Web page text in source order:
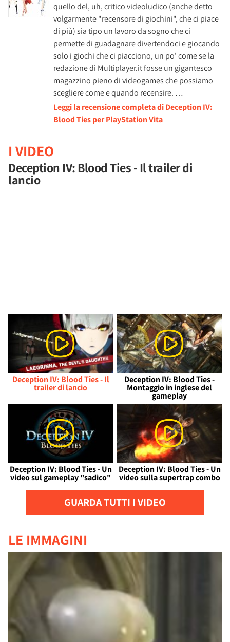
quello del, uh, critico videoludico (anche detto
volgarmente "recensore di giochini", che ci piace
di più) sia tipo un lavoro da sogno che ci
permette di guadagnare divertendoci e giocando
solo i giochi che ci piacciono, un po' come se la
redazione di Multiplayer.it fosse un gigantesco
magazzino pieno di videogames che possiamo
scegliere come e quando recensire. …
Leggi la recensione completa di Deception IV:
Blood Ties per PlayStation Vita
I VIDEO
Deception IV: Blood Ties - Il trailer di
lancio
Deception IV: Blood Ties - Il
trailer di lancio
Deception IV: Blood Ties -
Montaggio in inglese del
gameplay
Deception IV: Blood Ties - Un
video sul gameplay "sadico"
Deception IV: Blood Ties - Un
video sulla supertrap combo
GUARDA TUTTI I VIDEO
LE IMMAGINI